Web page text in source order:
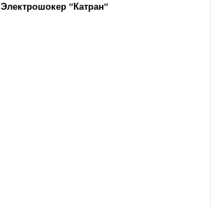
Электрошокер "Катран"